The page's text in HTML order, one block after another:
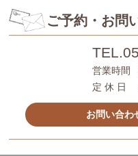
ご予約・お問
TEL.
営業時間
定 休 日
お問い合わ